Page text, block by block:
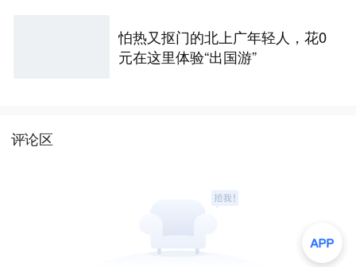
怕热又抠门的北上广年轻人，花0
元在这里体验“出国游”
评论区